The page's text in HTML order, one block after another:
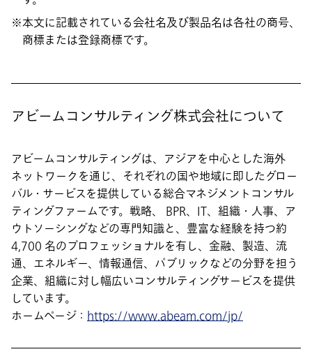
本文に記載されている会社名及び製品名は各社の商号、
商標または登録商標です。
アビームコンサルティング株式会社について
アビームコンサルティングは、アジアを中心とした海外
ネットワークを通じ、それぞれの国や地域に即したグロー
バル・サービスを提供している総合マネジメントコンサル
ティングファームです。戦略、 BPR、IT、組織・人事、ア
ウトソーシングなどの専門知識と、豊富な経験を持つ約
4,700 名のプロフェッショナルを有し、金融、製造、流
通、エネルギー、情報通信、パブリックなどの分野を担う
企業、組織に対し幅広いコンサルティングサービスを提供
しています。
ホームページ： https://www.abeam.com/jp/